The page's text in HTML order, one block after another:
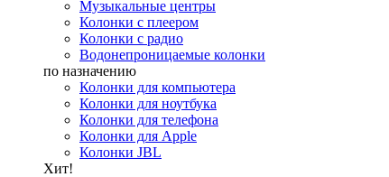
Музыкальные центры
Колонки с плеером
Колонки с радио
Водонепроницаемые колонки
по назначению
Колонки для компьютера
Колонки для ноутбука
Колонки для телефона
Колонки для Apple
Колонки JBL
Хит!